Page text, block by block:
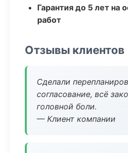
Гарантия до 5 лет на
работ
Отзывы клиентов
Сделали
согласование, всё
головной боли.
— Клиент компании